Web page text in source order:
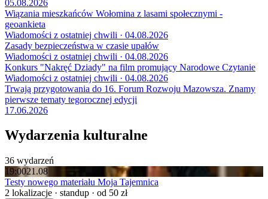
05.08.2026
Wiązania mieszkańców Wołomina z lasami społecznymi -
geoankieta
Wiadomości z ostatniej chwili · 04.08.2026
Zasady bezpieczeństwa w czasie upałów
Wiadomości z ostatniej chwili · 04.08.2026
Konkurs "Nakręć Dziady" na film promujący Narodowe Czytanie
Wiadomości z ostatniej chwili · 04.08.2026
Trwają przygotowania do 16. Forum Rozwoju Mazowsza. Znamy
pierwsze tematy tegorocznej edycji
17.06.2026
Wydarzenia kulturalne
36 wydarzeń
19:0021.08
Testy nowego materiału Moja Tajemnica
2 lokalizacje · standup · od 50 zł